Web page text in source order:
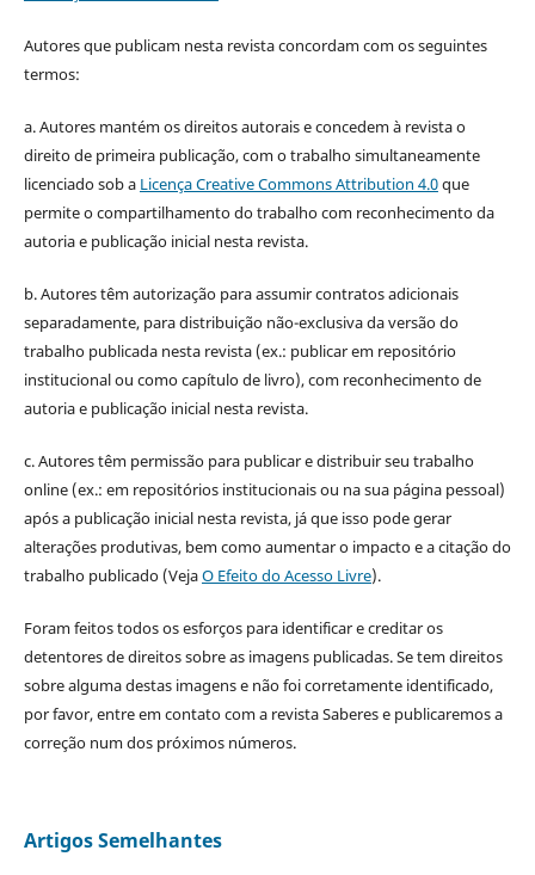
Autores que publicam nesta revista concordam com os seguintes
termos:
a. Autores mantém os direitos autorais e concedem à revista o
direito de primeira publicação, com o trabalho simultaneamente
licenciado sob a Licença Creative Commons Attribution 4.0que
permite o compartilhamento do trabalho com reconhecimento da
autoria e publicação inicial nesta revista.
b. Autores têm autorização para assumir contratos adicionais
separadamente, para distribuição não-exclusiva da versão do
trabalho publicada nesta revista (ex.: publicar em repositório
institucional ou como capítulo de livro), com reconhecimento de
autoria e publicação inicial nesta revista.
c. Autores têm permissão para publicar e distribuir seu trabalho
online (ex.: em repositórios institucionais ou na sua página pessoal)
após a publicação inicial nesta revista, já que isso pode gerar
alterações produtivas, bem como aumentar o impacto e a citação do
trabalho publicado (VejaO Efeito do Acesso Livre).
Foram feitos todos os esforços para identificar e creditar os
detentores de direitos sobre as imagens publicadas. Se tem direitos
sobre alguma destas imagens e não foi corretamente identificado,
por favor, entre em contato com a revista Saberes e publicaremos a
correção num dos próximos números.
Artigos Semelhantes